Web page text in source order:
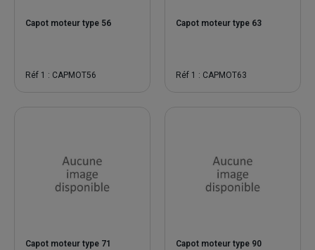
Capot moteur type 56
Réf 1 : CAPMOT56
Capot moteur type 63
Réf 1 : CAPMOT63
Capot moteur type 71 Capot moteur type 90